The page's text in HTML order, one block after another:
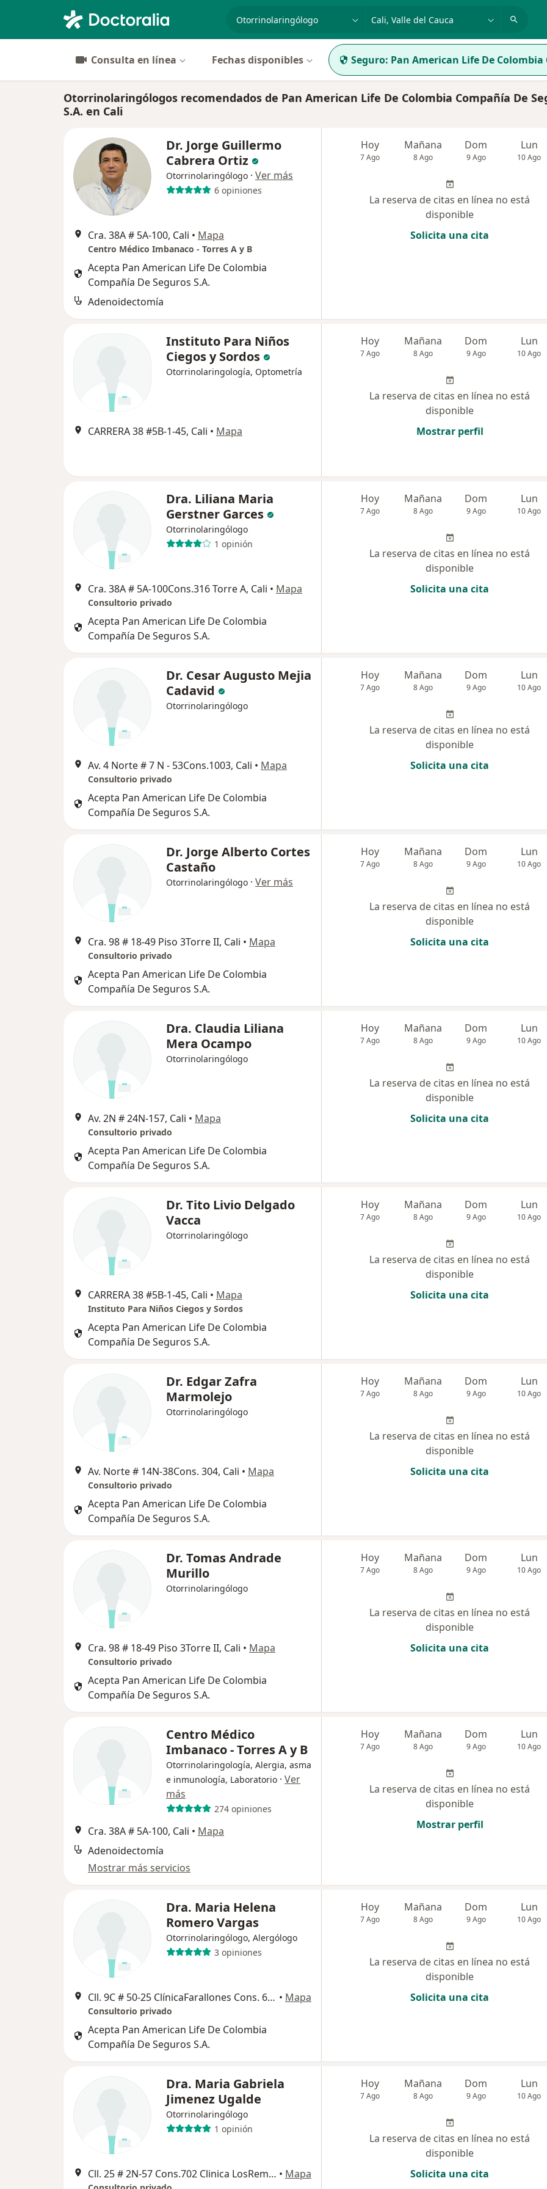
especialidad, enfermedad o nombre
Consulta en línea Fechas disponibles Seguro: Pan American Life De Colombia
Otorrinolaringólogos recomendados de Pan American Life De Colombia Compañía De
S.A. en Cali
Dr. Jorge Guillermo
Cabrera Ortiz
Otorrinolaringólogo · Ver más
6 opiniones
Cra. 38A # 5A-100, Cali • Mapa
Centro Médico Imbanaco - Torres A y B
Acepta Pan American Life De Colombia
Compañía De Seguros S.A.
Adenoidectomía
Hoy
7 Ago
Mañana
8 Ago
Dom
9 Ago
Lun
10 Ago
La reserva de citas en línea no está
disponible
Solicita una cita
Instituto Para Niños
Ciegos y Sordos
Otorrinolaringología, Optometría
CARRERA 38 #5B‐1‐45, Cali • Mapa
Hoy
7 Ago
Mañana
8 Ago
Dom
9 Ago
Lun
10 Ago
La reserva de citas en línea no está
disponible
Mostrar perfil
Dra. Liliana Maria
Gerstner Garces
Otorrinolaringólogo
1 opinión
Cra. 38A # 5A-100Cons.316 Torre A, Cali • Mapa
Consultorio privado
Acepta Pan American Life De Colombia
Compañía De Seguros S.A.
Hoy
7 Ago
Mañana
8 Ago
Dom
9 Ago
Lun
10 Ago
La reserva de citas en línea no está
disponible
Solicita una cita
Dr. Cesar Augusto Mejia
Cadavid
Otorrinolaringólogo
Av. 4 Norte # 7 N - 53Cons.1003, Cali • Mapa
Consultorio privado
Acepta Pan American Life De Colombia
Compañía De Seguros S.A.
Hoy
7 Ago
Mañana
8 Ago
Dom
9 Ago
Lun
10 Ago
La reserva de citas en línea no está
disponible
Solicita una cita
Dr. Jorge Alberto Cortes
Castaño
Otorrinolaringólogo · Ver más
Cra. 98 # 18-49 Piso 3Torre II, Cali • Mapa
Consultorio privado
Acepta Pan American Life De Colombia
Compañía De Seguros S.A.
Hoy
7 Ago
Mañana
8 Ago
Dom
9 Ago
Lun
10 Ago
La reserva de citas en línea no está
disponible
Solicita una cita
Dra. Claudia Liliana
Mera Ocampo
Otorrinolaringólogo
Av. 2N # 24N-157, Cali • Mapa
Consultorio privado
Acepta Pan American Life De Colombia
Compañía De Seguros S.A.
Hoy
7 Ago
Mañana
8 Ago
Dom
9 Ago
Lun
10 Ago
La reserva de citas en línea no está
disponible
Solicita una cita
Dr. Tito Livio Delgado
Vacca
Otorrinolaringólogo
CARRERA 38 #5B‐1‐45, Cali • Mapa
Instituto Para Niños Ciegos y Sordos
Acepta Pan American Life De Colombia
Compañía De Seguros S.A.
Hoy
7 Ago
Mañana
8 Ago
Dom
9 Ago
Lun
10 Ago
La reserva de citas en línea no está
disponible
Solicita una cita
Dr. Edgar Zafra
Marmolejo
Otorrinolaringólogo
Av. Norte # 14N-38Cons. 304, Cali • Mapa
Consultorio privado
Acepta Pan American Life De Colombia
Compañía De Seguros S.A.
Hoy
7 Ago
Mañana
8 Ago
Dom
9 Ago
Lun
10 Ago
La reserva de citas en línea no está
disponible
Solicita una cita
Dr. Tomas Andrade
Murillo
Otorrinolaringólogo
Cra. 98 # 18-49 Piso 3Torre II, Cali • Mapa
Consultorio privado
Acepta Pan American Life De Colombia
Compañía De Seguros S.A.
Hoy
7 Ago
Mañana
8 Ago
Dom
9 Ago
Lun
10 Ago
La reserva de citas en línea no está
disponible
Solicita una cita
Centro Médico
Imbanaco - Torres A y B
Otorrinolaringología, Alergia, asma
e inmunología, Laboratorio · Ver
más
274 opiniones
Cra. 38A # 5A-100, Cali • Mapa
Adenoidectomía
Mostrar más servicios
Hoy
7 Ago
Mañana
8 Ago
Dom
9 Ago
Lun
10 Ago
La reserva de citas en línea no está
disponible
Mostrar perfil
Dra. Maria Helena
Romero Vargas
Otorrinolaringólogo, Alergólogo
3 opiniones
Cll. 9C # 50-25 ClínicaFarallones Cons. 600, Cali • Mapa
Consultorio privado
Acepta Pan American Life De Colombia
Compañía De Seguros S.A.
Hoy
7 Ago
Mañana
8 Ago
Dom
9 Ago
Lun
10 Ago
La reserva de citas en línea no está
disponible
Solicita una cita
Dra. Maria Gabriela
Jimenez Ugalde
Otorrinolaringólogo
1 opinión
Cll. 25 # 2N-57 Cons.702 Clinica LosRemedios, Cali • Mapa
Hoy
7 Ago
Mañana
8 Ago
Dom
9 Ago
Lun
10 Ago
La reserva de citas en línea no está
disponible
Solicita una cita